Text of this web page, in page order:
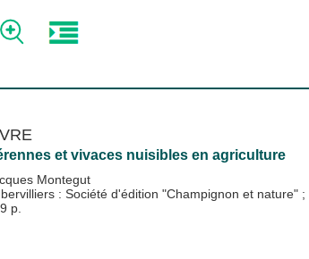
et vivaces nuisibles en agriculture
Montegut
: Société d'édition "Champignon et nature" ;
p.